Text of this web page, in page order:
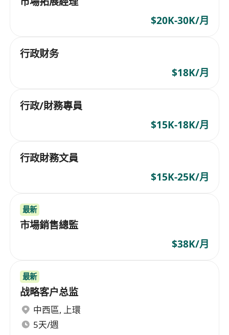
$20K-30K/月
行政财务
$18K/月
行政/財務專員
$15K-18K/月
行政財務文員
$15K-25K/月
最新
市場銷售總監
$38K/月
最新
战略客户总监
中西區, 上環
5天/週